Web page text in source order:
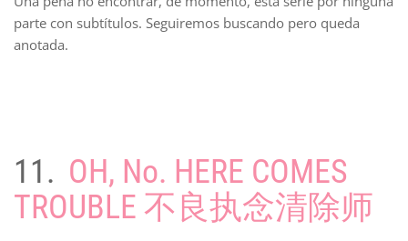
parte con subtítulos. Seguiremos buscando pero queda
anotada.
11. OH, No. HERE COMES
TROUBLE 不良执念清除师